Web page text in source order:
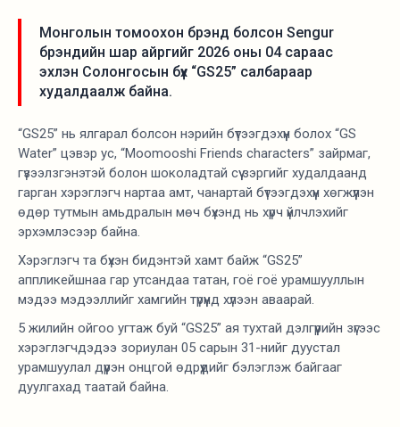
Монголын томоохон брэнд болсон Sengur
брэндийн шар айргийг 2026 оны 04 сараас
эхлэн Солонгосын бүх “GS25” салбараар
худалдаалж байна.
“GS25” нь ялгарал болсон нэрийн бүтээгдэхүүн болох “GS
Water” цэвэр ус, “Moomooshi Friends characters” зайрмаг,
гүзээлзгэнэтэй болон шоколадтай сүү зэргийг худалдаанд
гарган хэрэглэгч нартаа амт, чанартай бүтээгдэхүүн хөгжүүлэн
өдөр тутмын амьдралын мөч бүхэнд нь хүрч үйлчлэхийг
эрхэмлэсээр байна.
Хэрэглэгч та бүхэн бидэнтэй хамт байж “GS25”
аппликейшнаа гар утсандаа татан, гоё гоё урамшууллын
мэдээ мэдээллийг хамгийн түрүүнд хүлээн аваарай.
5 жилийн ойгоо угтаж буй “GS25” ая тухтай дэлгүүрийн зүгээс
хэрэглэгчдэдээ зориулан 05 сарын 31-нийг дуустал
урамшуулал дүүрэн онцгой өдрүүдийг бэлэглэж байгааг
дуулгахад таатай байна.